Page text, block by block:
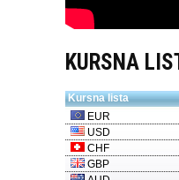
KURSNA